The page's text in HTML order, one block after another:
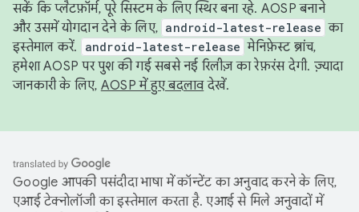
सकें कि प्लैटफ़ॉर्म, पूरे सिस्टम के लिए स्थिर बना रहे. AOSP बनाने
और उसमें योगदान देने के लिए, android-latest-release का
इस्तेमाल करें.
android-latest-release मेनिफ़ेस्ट ब्रांच,
हमेशा AOSP पर पुश की गई सबसे नई रिलीज़ का रेफ़रंस देगी. ज़्यादा
जानकारी के लिए, AOSP में हुए बदलावदेखें.
Google आपकी पसंदीदा भाषा में कॉन्टेंट का अनुवाद करने के लिए,
एआई टेक्नोलॉजी का इस्तेमाल करता है. एआई से मिले अनुवादों में